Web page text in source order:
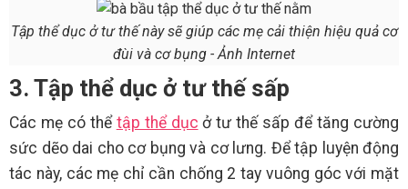
Tập thể dục ở tư thế này sẽ giúp các mẹ cải thiện hiệu quả cơ
đùi và cơ bụng - Ảnh Internet
3. Tập thể dục ở tư thế sấp
Các mẹ có thể tập thể dục ở tư thế sấp để tăng cường
sức dẽo dai cho cơ bụng và cơ lưng. Để tập luyện động
tác này, các mẹ chỉ cần chống 2 tay vuông góc với mặt